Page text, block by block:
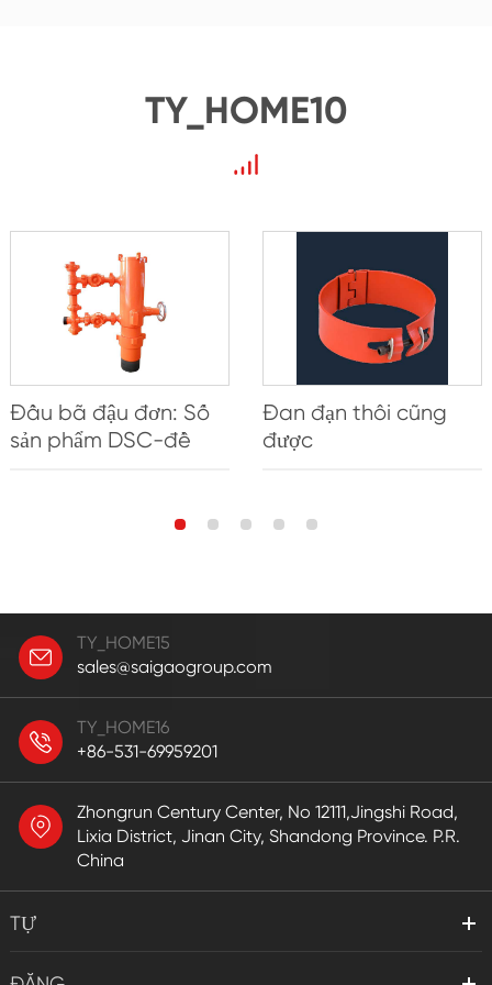
TY_HOME10
Đầu bã đậu đơn: Số
sản phẩm DSC-đề
Đan đạn thôi cũng
được
TY_HOME15
sales@saigaogroup.com
TY_HOME16
+86-531-69959201
Zhongrun Century Center, No 12111,Jingshi Road,
Lixia District, Jinan City, Shandong Province. P.R.
China
TỰ